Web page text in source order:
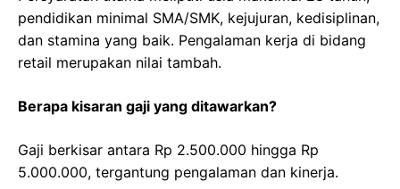
pendidikan minimal SMA/SMK, kejujuran, kedisiplinan,
dan stamina yang baik. Pengalaman kerja di bidang
retail merupakan nilai tambah.
Berapa kisaran gaji yang ditawarkan?
Gaji berkisar antara Rp 2.500.000 hingga Rp
5.000.000, tergantung pengalaman dan kinerja.